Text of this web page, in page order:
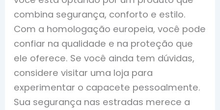
combina segurança, conforto e estilo.
Com a homologação europeia, você pode
confiar na qualidade e na proteção que
ele oferece. Se você ainda tem dúvidas,
considere visitar uma loja para
experimentar o capacete pessoalmente.
Sua segurança nas estradas merece a